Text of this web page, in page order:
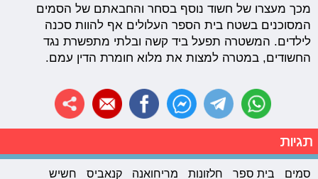
מכך מעצרו של חשוד נוסף בסחר והחבאתם של הסמים
המסוכנים בשטח בית הספר העלולים אף להוות סכנה
לילדים. המשטרה תפעל ביד קשה ובלתי מתפשרת נגד
החשודים, במטרה למצות את מלוא חומרת הדין עמם.
תגיות
סמים בית ספר חלזונות מריחואנה קנאביס חשיש